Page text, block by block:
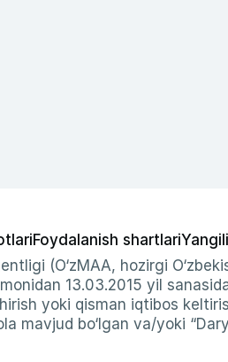
Foydalanish shartlari
(O‘zMAA, hozirgi
13.03.2015 yil
yoki qisman iqtibos
mavjud bo‘lgan va/yoki